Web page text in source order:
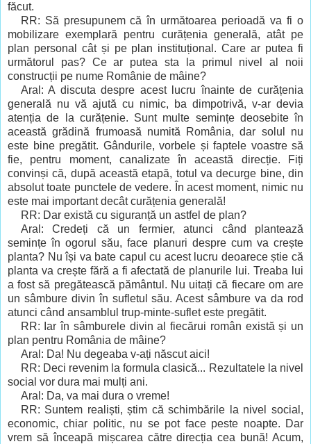
făcut.
RR: Să presupunem că în următoarea perioadă va fi o
mobilizare exemplară pentru curățenia generală, atât pe
plan personal cât și pe plan instituțional. Care ar putea fi
următorul pas? Ce ar putea sta la primul nivel al noii
construcții pe nume Românie de mâine?
Aral: A discuta despre acest lucru înainte de curățenia
generală nu vă ajută cu nimic, ba dimpotrivă, v-ar devia
atenția de la curățenie. Sunt multe semințe deosebite în
această grădină frumoasă numită România, dar solul nu
este bine pregătit. Gândurile, vorbele și faptele voastre să
fie, pentru moment, canalizate în această direcție. Fiți
convinși că, după această etapă, totul va decurge bine, din
absolut toate punctele de vedere. În acest moment, nimic nu
este mai important decât curățenia generală!
RR: Dar există cu siguranță un astfel de plan?
Aral: Credeți că un fermier, atunci când plantează
semințe în ogorul său, face planuri despre cum va crește
planta? Nu își va bate capul cu acest lucru deoarece știe că
planta va crește fără a fi afectată de planurile lui. Treaba lui
a fost să pregătească pământul. Nu uitați că fiecare om are
un sâmbure divin în sufletul său. Acest sâmbure va da rod
atunci când ansamblul trup-minte-suflet este pregătit.
RR: Iar în sâmburele divin al fiecărui român există și un
plan pentru România de mâine?
Aral: Da! Nu degeaba v-ați născut aici!
RR: Deci revenim la formula clasică... Rezultatele la nivel
social vor dura mai mulți ani.
Aral: Da, va mai dura o vreme!
RR: Suntem realiști, știm că schimbările la nivel social,
economic, chiar politic, nu se pot face peste noapte. Dar
vrem să înceapă mișcarea către direcția cea bună! Acum,